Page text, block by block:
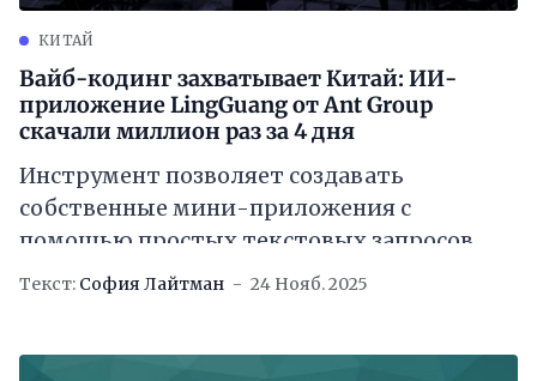
КИТАЙ
Вайб-кодинг захватывает Китай: ИИ-
приложение LingGuang от Ant Group
скачали миллион раз за 4 дня
Инструмент позволяет создавать
собственные мини-приложения с
помощью простых текстовых запросов
Текст: София Лайтман 24 Нояб. 2025